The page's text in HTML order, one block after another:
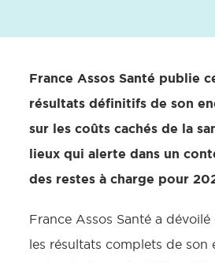
France Assos Santé publie
résultats définitifs de son
sur les coûts cachés de la
lieux qui alerte dans un
des restes à charge pour
France Assos Santé a
les résultats complets de son